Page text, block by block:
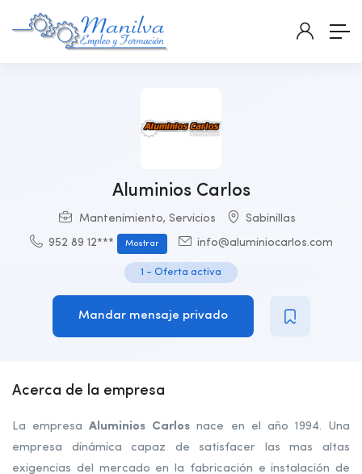
Aluminios Carlos
Mantenimiento, Servicios Sabinillas
952 89 12*** Mostrar info@aluminiocarlos.com
1 - Oferta activa
Mandar mensaje privado
Acerca de la empresa
La empresa Aluminios Carlosnace en el año 1994. Una
empresa dinámica capaz de satisfacer las mas altas
exigencias del mercado en la fabricación e instalación de